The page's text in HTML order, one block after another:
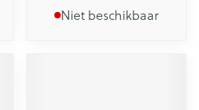
Niet beschikbaar